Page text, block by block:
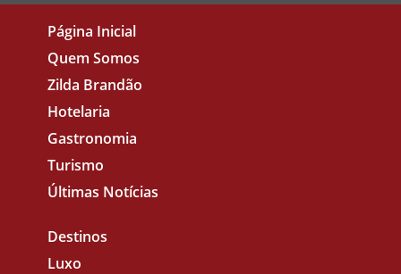
Página Inicial
Quem Somos
Zilda Brandão
Hotelaria
Gastronomia
Turismo
Últimas Notícias
Destinos
Luxo